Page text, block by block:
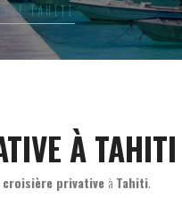
TAHITI
À TAHITI
croisière privative à Tahiti.